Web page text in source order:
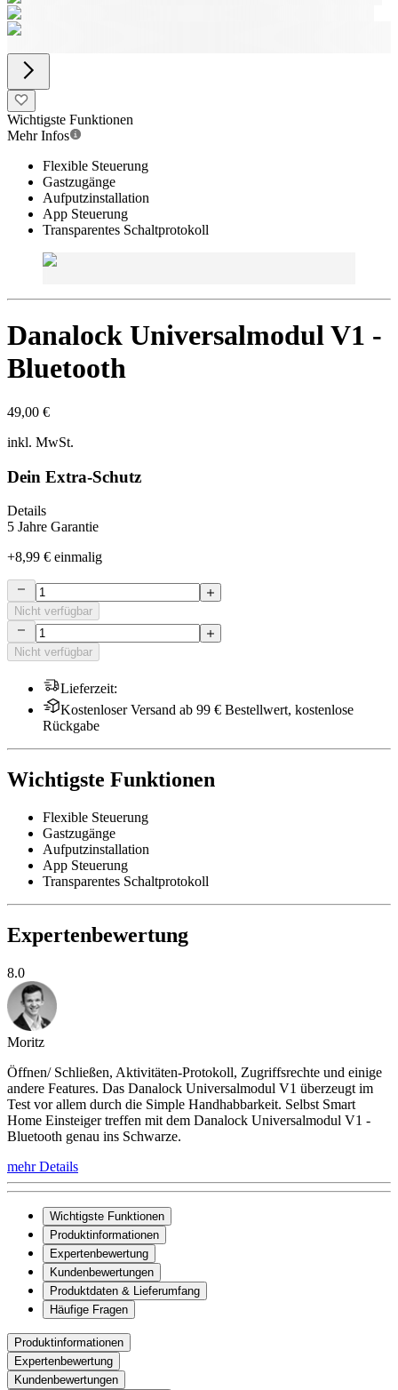
Wichtigste Funktionen
Mehr Infos
Flexible Steuerung
Gastzugänge
Aufputzinstallation
App Steuerung
Transparentes Schaltprotokoll
Danalock Universalmodul V1 -
Bluetooth
49,00 €
inkl. MwSt.
Dein Extra-Schutz
Details
5 Jahre Garantie
+8,99 € einmalig
Nicht verfügbar
Nicht verfügbar
Lieferzeit:
Kostenloser Versand ab 99 € Bestellwert, kostenlose
Rückgabe
Wichtigste Funktionen
Flexible Steuerung
Gastzugänge
Aufputzinstallation
App Steuerung
Transparentes Schaltprotokoll
Expertenbewertung
8.0
Moritz
Öffnen/ Schließen, Aktivitäten-Protokoll, Zugriffsrechte und einige
andere Features. Das Danalock Universalmodul V1 überzeugt im
Test vor allem durch die Simple Handhabbarkeit. Selbst Smart
Home Einsteiger treffen mit dem Danalock Universalmodul V1 -
Bluetooth genau ins Schwarze.
mehr Details
Wichtigste Funktionen
Produktinformationen
Expertenbewertung
Kundenbewertungen
Produktdaten & Lieferumfang
Häufige Fragen
Produktinformationen
Expertenbewertung
Kundenbewertungen